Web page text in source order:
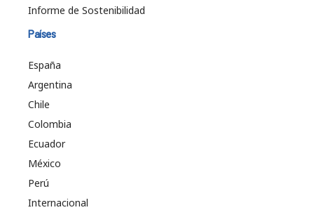
Informe de Sostenibilidad
Países
España
Argentina
Chile
Colombia
Ecuador
México
Perú
Internacional